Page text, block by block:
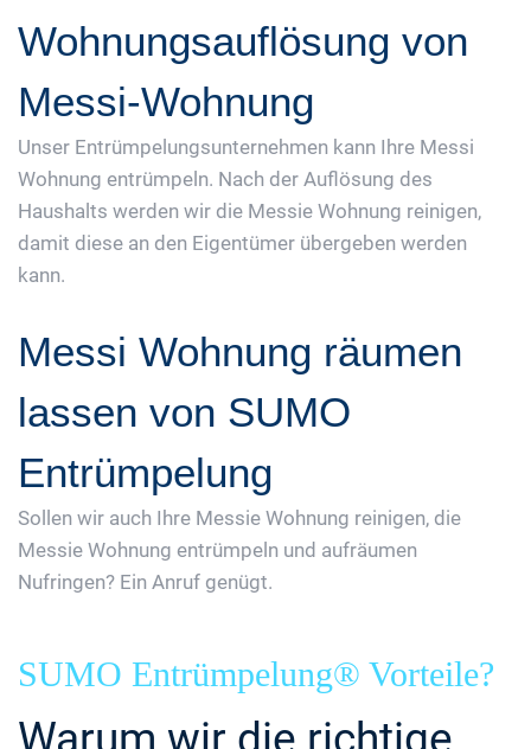
Wohnungsauflösung von
Messi-Wohnung
Unser Entrümpelungsunternehmen kann Ihre Messi
Wohnung entrümpeln. Nach der Auflösung des
Haushalts werden wir die Messie Wohnung reinigen,
damit diese an den Eigentümer übergeben werden
kann.
Messi Wohnung räumen
lassen von SUMO
Entrümpelung
Sollen wir auch Ihre Messie Wohnung reinigen, die
Messie Wohnung entrümpeln und aufräumen
Nufringen? Ein Anruf genügt.
SUMO Entrümpelung® Vorteile?